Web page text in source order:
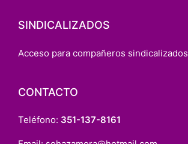
SINDICALIZADOS
Acceso para compañeros sindicalizados
CONTACTO
Teléfono: 351-137-8161